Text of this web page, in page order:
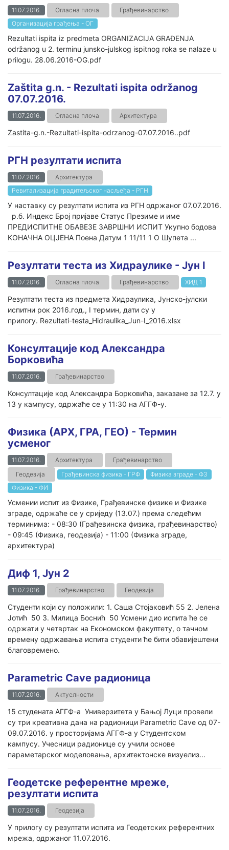
11.07.2016. Огласна плоча
Грађевинарство
Организација грађења - ОГ
Rezultati ispita iz predmeta ORGANIZACIJA GRAĐENJA
održanog u 2. terminu junsko-julskog ispitnog roka se nalaze u
prilogu. 28.06.2016-OG.pdf
Zaštita g.n. - Rezultati ispita održanog
07.07.2016.
11.07.2016. Огласна плоча Архитектура
Zastita-g.n.-Rezultati-ispita-odrzanog-07.07.2016..pdf
РГН резултати испита
11.07.2016.
Архитектура
Ревитализација градитељског насљеђа - РГН
У наставку су резултати испита из РГН одржаног 07.07.2016.
р.б. Индекс Број пријаве Статус Презиме и име
ПРЕДИСПИТНЕ ОБАВЕЗЕ ЗАВРШНИ ИСПИТ Укупно бодова
КОНАЧНА ОЦЈЕНА Поена Датум 1 11/11 1 О Шупета ...
Резултати теста из Хидраулике - Јун I
11.07.2016. Огласна плоча Грађевинарство ХИД 1
Резултати теста из предмета Хидраулика, Јунско-јулски
испитни рок 2016.год., I термин, дати су у
прилогу. Rezultati-testa_Hidraulika_Jun-I_2016.xlsx
Консултације код Александра
Борковића
11.07.2016. Грађевинарство
Консултације код Александра Борковића, заказане за 12.7. у
13 у кампусу, одржаће се у 11:30 на АГГФ-у.
Физика (АРХ, ГРА, ГЕО) - Термин
усменог
11.07.2016. Архитектура
Грађевинарство
Геодезија
Грађевинска физика - ГРФ
Физика зграде - ФЗ
Физика - ФИ
Усмении испит из Физике, Грађевинске физике и Физике
зграде, одржаће се у сриједу (13.07.) према следећим
терминима: - 08:30 (Грађевинска физика, грађевинарство)
- 09:45 (Физика, геодезија) - 11:00 (Физика зграде,
архитектура)
Диф 1, Јун 2
11.07.2016. Грађевинарство Геодезија
Студенти који су положили: 1. Саша Стојaковић 55 2. Јелена
Јотић 50 3. Милица Боснић 50 Усмени дио испита ће се
одржати у четвртак на Економском факултету, о тачном
времену одржавања испита студенти ће бити обавијештени
благовремено.
Parametric Cave радионица
11.07.2016. Актуелности
15 студената АГГФ-а Универзитета у Бањој Луци провели
су три креативна дана на радионици Parametric Cave од 07-
09.07.2016. у просторијама АГГФ-а у Студентском
кампусу. Учесници радионице су учили основе
параметарског моделовања, архитектонске визуелиз...
Геодетске референтне мреже,
резултати испита
11.07.2016. Геодезија
У прилогу су резултати испита из Геодетских референтних
мрежа, одржаног 11.07.2016.